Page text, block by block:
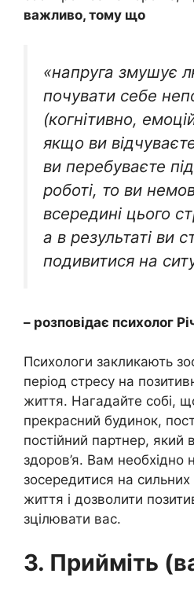
важливо, тому що
«напруга змушує
почувати себе
(когнітивно,
якщо ви
ви перебуваєте
роботі, то ви
всередині цього
а в результаті ви
подивитися на
– розповідає психолог
Психологи закликають
період стресу на
життя. Нагадайте собі,
прекрасний будинок,
постійний партнер, який
здоров’я. Вам необхідно
зосередитися на
життя і дозволити
зцілювати вас.
3. Прийміть